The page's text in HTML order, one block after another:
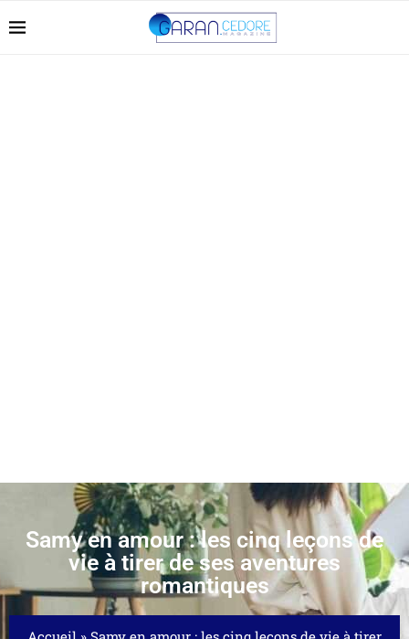
Samy en amour : les cinq leçons de
vie à tirer de ses aventures
romantiques